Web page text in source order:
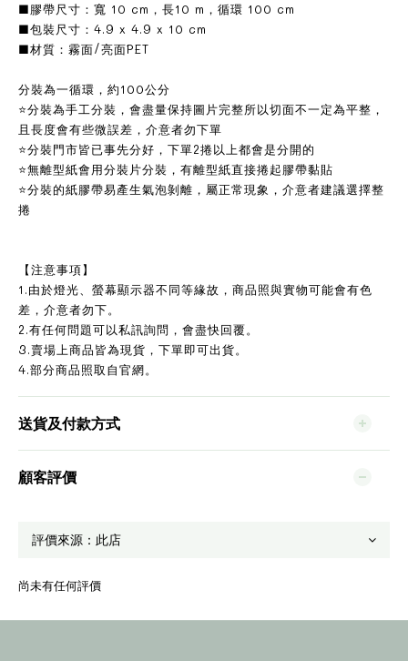
■膠帶尺寸：寬 10 cm，長10 m，循環 100 cm
■包裝尺寸：4.9 x 4.9 x 10 cm
■材質：霧面/亮面PET
分裝為一循環，約100公分
⭐分裝為手工分裝，會盡量保持圖片完整所以切面不一定為平整，
且長度會有些微誤差，介意者勿下單
⭐分裝門市皆已事先分好，下單2捲以上都會是分開的
⭐無離型紙會用分裝片分裝，有離型紙直接捲起膠帶黏貼
⭐分裝的紙膠帶易產生氣泡剝離，屬正常現象，介意者建議選擇整
捲
【注意事項】
1.由於燈光、螢幕顯示器不同等緣故，商品照與實物可能會有色
差，介意者勿下。
2.有任何問題可以私訊詢問，會盡快回覆。
3.賣場上商品皆為現貨，下單即可出貨。
4.部分商品照取自官網。
送貨及付款方式
顧客評價
尚未有任何評價